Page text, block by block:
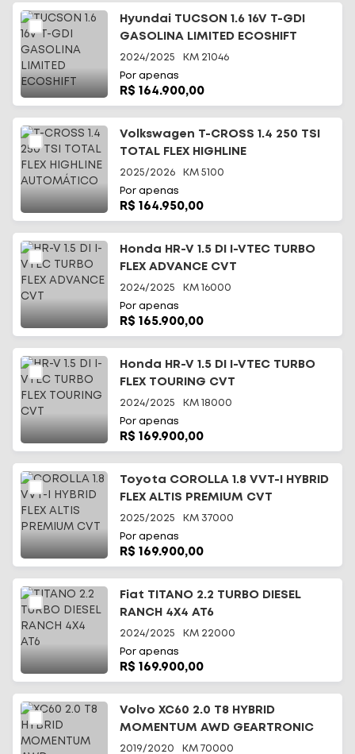
Hyundai TUCSON 1.6 16V T-GDI
GASOLINA LIMITED ECOSHIFT
2024/2025 KM 21046
Por apenas
R$ 164.900,00
Volkswagen T-CROSS 1.4 250 TSI
TOTAL FLEX HIGHLINE
AUTOMÁTICO
2025/2026 KM 5100
Por apenas
R$ 164.950,00
Honda HR-V 1.5 DI I-VTEC TURBO
FLEX ADVANCE CVT
2024/2025 KM 16000
Por apenas
R$ 165.900,00
Honda HR-V 1.5 DI I-VTEC TURBO
FLEX TOURING CVT
2024/2025 KM 18000
Por apenas
R$ 169.900,00
Toyota COROLLA 1.8 VVT-I HYBRID
FLEX ALTIS PREMIUM CVT
2025/2025 KM 37000
Por apenas
R$ 169.900,00
Fiat TITANO 2.2 TURBO DIESEL
RANCH 4X4 AT6
2024/2025 KM 22000
Por apenas
R$ 169.900,00
Volvo XC60 2.0 T8 HYBRID
MOMENTUM AWD GEARTRONIC
2019/2020 KM 70000